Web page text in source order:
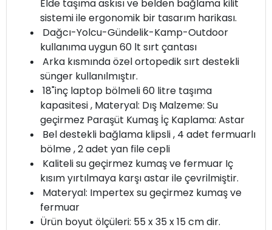
Elde taşıma askısı ve belden bağlama kilit
sistemi ile ergonomik bir tasarım harikası.
Dağcı-Yolcu-Gündelik-Kamp-Outdoor
kullanıma uygun 60 lt sırt çantası
Arka kısmında özel ortopedik sırt destekli
sünger kullanılmıştır.
18"inç laptop bölmeli 60 litre taşıma
kapasitesi , Materyal: Dış Malzeme: Su
geçirmez Paraşüt Kumaş İç Kaplama: Astar
Bel destekli bağlama klipsli , 4 adet fermuarlı
bölme , 2 adet yan file cepli
Kaliteli su geçirmez kumaş ve fermuar Iç
kısım yırtılmaya karşı astar ile çevrilmiştir.
Materyal: Impertex su geçirmez kumaş ve
fermuar
Ürün boyut ölçüleri: 55 x 35 x 15 cm dir.